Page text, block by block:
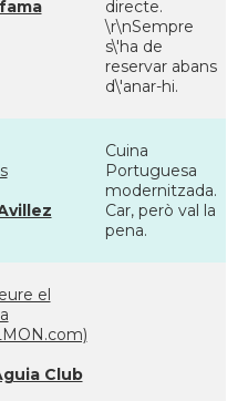
directe.
\r\nSempre
s\'ha de
reservar abans
d\'anar-hi.
Cuina
Portuguesa
modernitzada.
Car, però val la
pena.
el
Club